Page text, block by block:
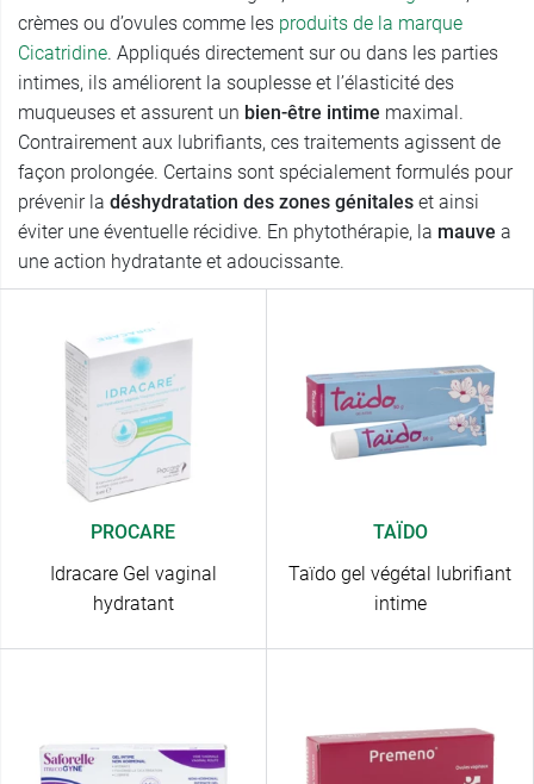
crèmes ou d’ovules comme les produits de la marque
Cicatridine. Appliqués directement sur ou dans les parties
intimes, ils améliorent la souplesse et l’élasticité des
muqueuses et assurent un bien-être intime maximal.
Contrairement aux lubrifiants, ces traitements agissent de
façon prolongée. Certains sont spécialement formulés pour
prévenir la déshydratation des zones génitales et ainsi
éviter une éventuelle récidive. En phytothérapie, la mauve a
une action hydratante et adoucissante.
PROCARE
Idracare Gel vaginal
hydratant
TAÏDO
Taïdo gel végétal lubrifiant
intime